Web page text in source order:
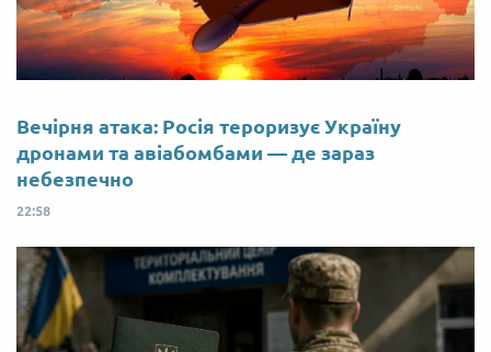
Вечірня атака: Росія тероризує Україну
дронами та авіабомбами — де зараз
небезпечно
22:58